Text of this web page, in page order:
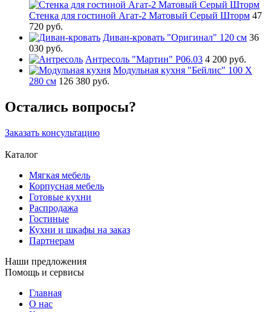
Стенка для гостиной Агат-2 Матовый Серый Шторм 47
720 руб.
Диван-кровать "Оригинал" 120 см 36
030 руб.
Антресоль "Мартин" Р06.03 4 200 руб.
Модульная кухня "Бейлис" 100 Х
280 см 126 380 руб.
Остались вопросы?
Заказать консультацию
Каталог
Мягкая мебель
Корпусная мебель
Готовые кухни
Распродажа
Гостиные
Кухни и шкафы на заказ
Партнерам
Наши предложения
Помощь и сервисы
Главная
О нас